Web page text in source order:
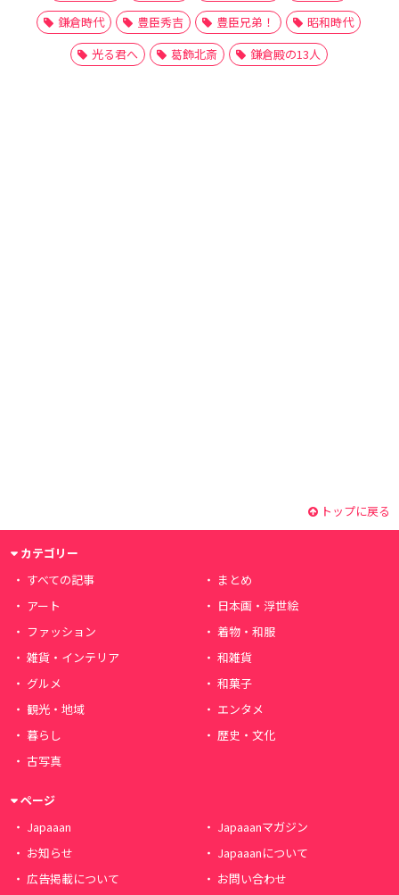
鎌倉時代
豊臣秀吉 豊臣兄弟！
昭和時代
光る君へ
葛飾北斎 鎌倉殿の13人
トップに戻る
カテゴリー
すべての記事
まとめ
アート
日本画・浮世絵
ファッション
着物・和服
雑貨・インテリア
和雑貨
グルメ
和菓子
観光・地域
エンタメ
暮らし
歴史・文化
古写真
ページ
Japaaan
Japaaanマガジン
お知らせ
Japaaanについて
広告掲載について
お問い合わせ